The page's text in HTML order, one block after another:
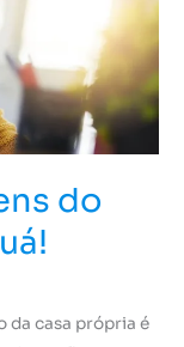
do
da casa própria é